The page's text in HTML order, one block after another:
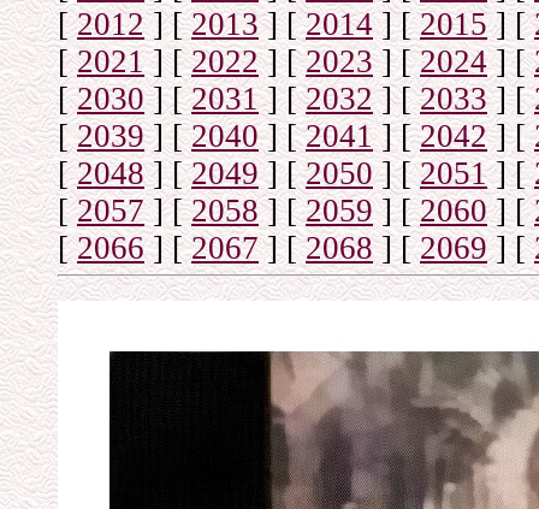
[2012] [2013] [2014] [2015] [
[2021] [2022] [2023] [2024] [
[2030] [2031] [2032] [2033] [
[ 2039] [2040] [2041] [2042] [
[2048] [2049] [2050] [2051] [
[2057] [2058] [2059 ] [2060] [
[2066] [2067] [2068] [2069] [